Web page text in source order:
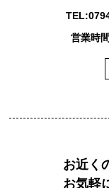
TEL:
営業時
お近く
お気軽